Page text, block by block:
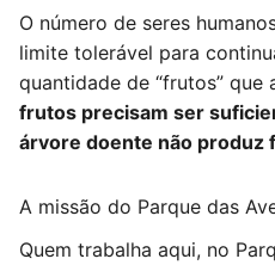
O número de seres
limite tolerável para
quantidade de “frutos” que
frutos precisam ser
árvore doente não produz
A missão do Parque das
Quem trabalha aqui, no